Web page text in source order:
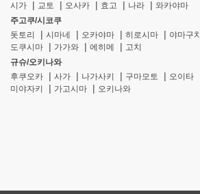
시가
교토 오사카 효고 나라
와카야마
주고쿠/시코쿠
돗토리
시마네 오카야마 히로시마
야마구치
도쿠시마
가가와 에히메
고치
규슈/오키나와
후쿠오카
사가 나가사키 구마모토
오이타
미야자키
가고시마 오키나와